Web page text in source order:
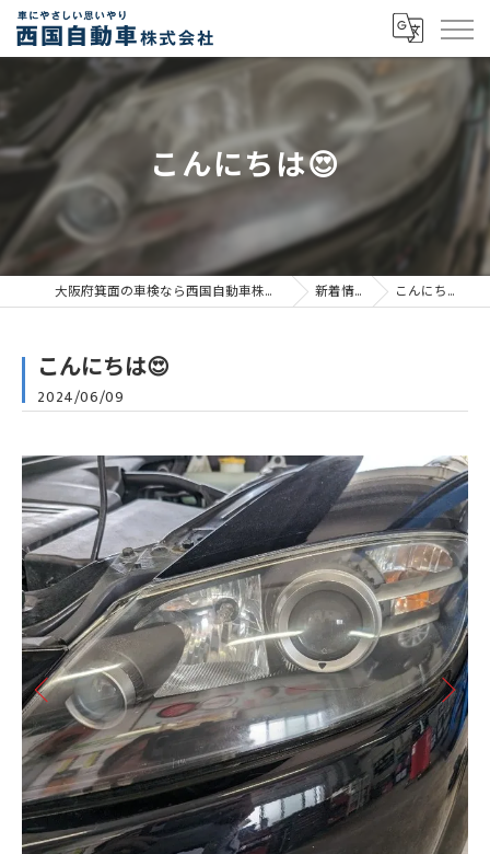
こんにちは😍
大阪府箕面の車検なら西国自動車株式会社 新着情報 こんにちは😍
こんにちは😍
2024/06/09